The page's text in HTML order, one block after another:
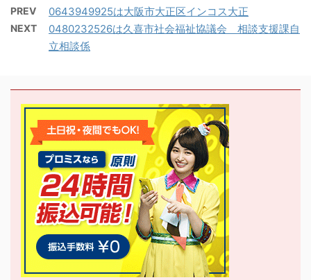
PREV 0643949925は大阪市大正区インコス大正
NEXT
0480232526は久喜市社会福祉協議会 相談支援課自
立相談係